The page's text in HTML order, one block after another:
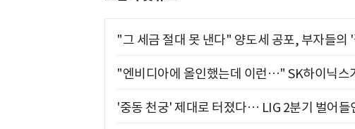
"그 세금 절대 못 낸다" 양도세 공포, 부자들의
"엔비디아에 올인했는데 이런…" SK하이닉스
'중동 천궁' 제대로 터졌다… LIG 2분기 벌어들